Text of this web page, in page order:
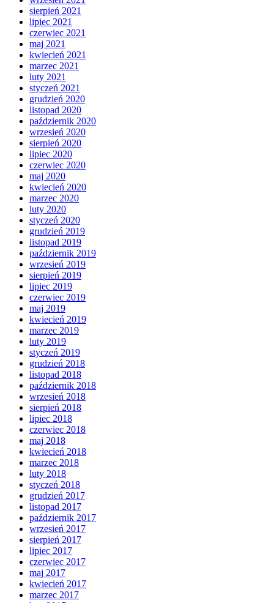
sierpień 2021
lipiec 2021
czerwiec 2021
maj 2021
kwiecień 2021
marzec 2021
luty 2021
styczeń 2021
grudzień 2020
listopad 2020
październik 2020
wrzesień 2020
sierpień 2020
lipiec 2020
czerwiec 2020
maj 2020
kwiecień 2020
marzec 2020
luty 2020
styczeń 2020
grudzień 2019
listopad 2019
październik 2019
wrzesień 2019
sierpień 2019
lipiec 2019
czerwiec 2019
maj 2019
kwiecień 2019
marzec 2019
luty 2019
styczeń 2019
grudzień 2018
listopad 2018
październik 2018
wrzesień 2018
sierpień 2018
lipiec 2018
czerwiec 2018
maj 2018
kwiecień 2018
marzec 2018
luty 2018
styczeń 2018
grudzień 2017
listopad 2017
październik 2017
wrzesień 2017
sierpień 2017
lipiec 2017
czerwiec 2017
maj 2017
kwiecień 2017
marzec 2017